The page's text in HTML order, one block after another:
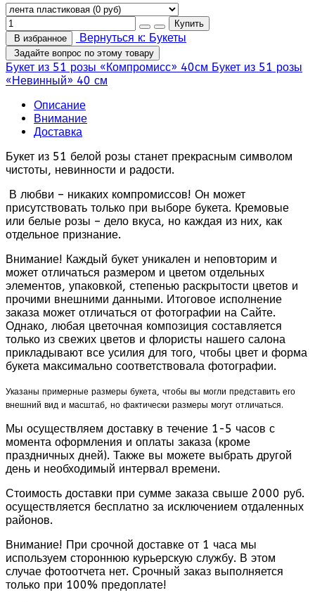
В избранное Вернуться к: Букеты
Задайте вопрос по этому товару
Букет из 51 розы «Компромисс» 40см Букет из 51 розы
«Невинный» 40 см
Описание
Внимание
Доставка
Букет из 51 белой розы станет прекрасным символом
чистоты, невинности и радости.
В любви – никаких компромиссов! Он может
присутствовать только при выборе букета. Кремовые
или белые розы – дело вкуса, но каждая из них, как
отдельное признание.
Внимание! Каждый букет уникален и неповторим и
может отличаться размером и цветом отдельных
элементов, упаковкой, степенью раскрытости цветов и
прочими внешними данными. Итоговое исполнение
заказа может отличаться от фотографии на Сайте.
Однако, любая цветочная композиция составляется
только из свежих цветов и флористы нашего салона
прикладывают все усилия для того, чтобы цвет и форма
букета максимально соответствовала фотографии.
Указаны примерные размеры букета, чтобы вы могли представить его
внешний вид и масштаб, но фактически размеры могут отличаться.
Мы осуществляем доставку в течение 1-5 часов с
момента оформления и оплаты заказа (кроме
праздничных дней). Также вы можете выбрать другой
день и необходимый интервал времени.
Стоимость доставки при сумме заказа свыше 2000 руб.
осуществляется бесплатно за исключением отдаленных
районов.
Внимание! При срочной доставке от 1 часа мы
используем стороннюю курьерскую службу. В этом
случае фотоотчета нет. Срочный заказ выполняется
только при 100% предоплате!